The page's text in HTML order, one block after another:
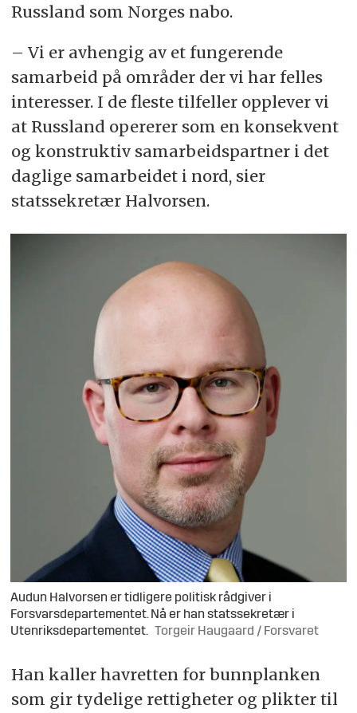
Russland som Norges nabo.
– Vi er avhengig av et fungerende
samarbeid på områder der vi har felles
interesser. I de fleste tilfeller opplever vi
at Russland opererer som en konsekvent
og konstruktiv samarbeidspartner i det
daglige samarbeidet i nord, sier
statssekretær Halvorsen.
Audun Halvorsen er tidligere politisk rådgiver i
Forsvarsdepartementet. Nå er han statssekretær i
Utenriksdepartementet. Torgeir Haugaard / Forsvaret
Han kaller havretten for bunnplanken
som gir tydelige rettigheter og plikter til